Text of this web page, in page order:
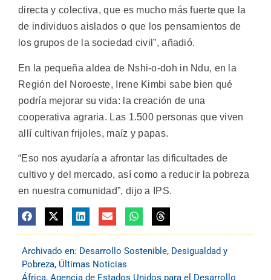
directa y colectiva, que es mucho más fuerte que la
de individuos aislados o que los pensamientos de
los grupos de la sociedad civil”, añadió.
En la pequeña aldea de Nshi-o-doh in Ndu, en la
Región del Noroeste, Irene Kimbi sabe bien qué
podría mejorar su vida: la creación de una
cooperativa agraria. Las 1.500 personas que viven
allí cultivan frijoles, maíz y papas.
“Eso nos ayudaría a afrontar las dificultades de
cultivo y del mercado, así como a reducir la pobreza
en nuestra comunidad”, dijo a IPS.
Archivado en: Desarrollo Sostenible, Desigualdad y
Pobreza, Últimas Noticias
África, Agencia de Estados Unidos para el Desarrollo